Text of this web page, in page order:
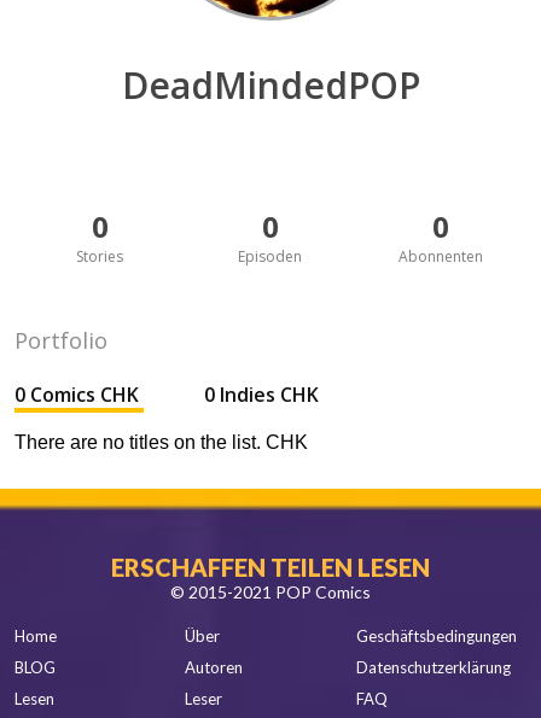
DeadMindedPOP
0
Stories
0
Episoden
0
Abonnenten
Portfolio
0 Comics CHK 0 Indies CHK
There are no titles on the list. CHK
ERSCHAFFEN TEILEN LESEN
© 2015-2021 POP Comics
Home
BLOG
Lesen
Über
Autoren
Leser
Geschäftsbedingungen
Datenschutzerklärung
FAQ